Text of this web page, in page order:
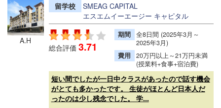
A.H
留学校
SMEAG CAPITAL
エスエムイーエージー キャピタル
総合評価 3.71
期間
全8日間 (2025年3月～
2025年3月)
費用
20万円以上～21万円未満
(授業料+食事+宿泊費)
短い間でしたが一日中クラスがあったので話す機会
がとても多かったです。 生徒がほとんど日本人だ
ったのは少し残念でした。 学...